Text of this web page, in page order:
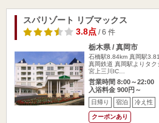
スパリゾート リブマックス
3.8点/ 6 件
栃木県 / 真岡市
石橋駅8.84km 真岡駅
真岡鉄道 真岡駅よりタ
宮上三川IC…
営業時間 8:00～22:00
入浴料金 900円～
日帰り 宿泊 冷え性
クーポンあり